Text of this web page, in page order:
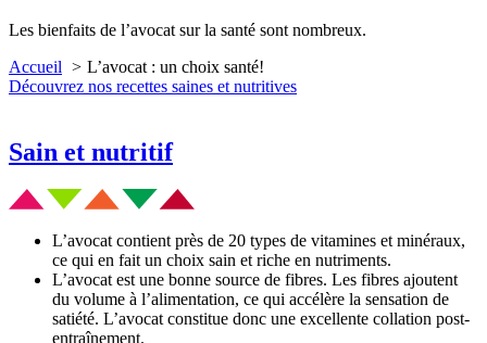
Les bienfaits de l’avocat sur la santé sont nombreux.
Accueil
L’avocat : un choix santé!
Découvrez nos recettes saines et nutritives
Sain et nutritif
L’avocat contient près de 20 types de vitamines et minéraux,
ce qui en fait un choix sain et riche en nutriments.
L’avocat est une bonne source de fibres. Les fibres ajoutent
du volume à l’alimentation, ce qui accélère la sensation de
satiété. L’avocat constitue donc une excellente collation post-
entraînement.